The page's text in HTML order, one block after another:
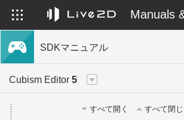
Manuals
SDKマニュアル
Cubism Editor 5
すべて開く すべて閉